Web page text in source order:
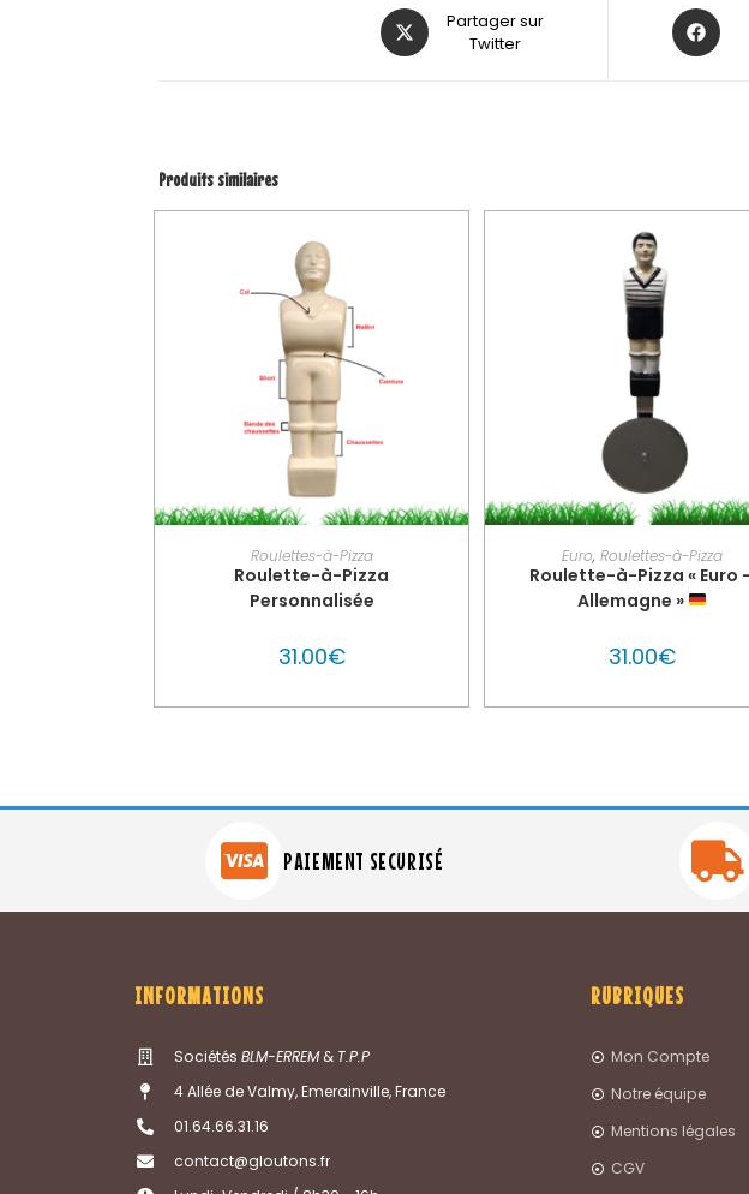
Partager sur
Twitter
Produits similaires
PERSONNALISER MON GLOUTON
Roulettes-à-Pizza
Roulette-à-Pizza
Personnalisée
31.00€
AJOUTER AU PANIER
Euro, Roulettes-à-Pizza
Roulette-à-Pizza « Euro
Allemagne »
31.00€
PAIEMENT SECURISÉ
INFORMATIONS
Sociétés BLM-ERREM& T.P.P
4 Allée de Valmy, Emerainville, France
01.64.66.31.16
contact@gloutons.fr
RUBRIQUES
Mon Compte
Notre équipe
Mentions légales
CGV